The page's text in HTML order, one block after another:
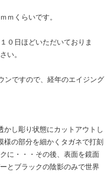
ｍくらいです。
０日ほどいただいておりま
い。
ですので、経年のエイジング
かし彫り状態にカットアウトし
の部分を細かくタガネで打刻
に・・・その後、表面を鏡面
とブラックの陰影のみで世界